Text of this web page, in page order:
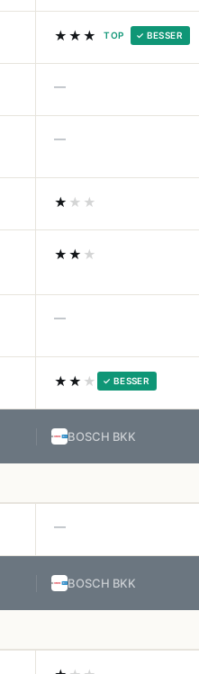
★★★ TOP ✓ BESSER
—
—
★ ★★
★★ ★
—
★★ ★ ✓ BESSER
BOSCH BKK
—
BOSCH BKK